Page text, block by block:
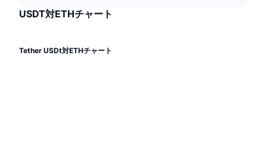
上場予定
恐怖と強欲指数・
センチメント
エンタープライズ
料金
ニュースレター
CMC Launch
USDT対ETHチャート
Tether USDt対ETHチャート